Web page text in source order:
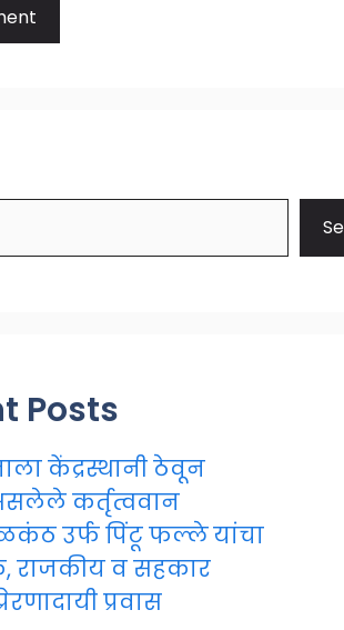
Posts
केंद्रस्थानी ठेवून
कर्तृत्ववान
उर्फ पिंटू फल्ले यांचा
राजकीय व सहकार
प्रवास